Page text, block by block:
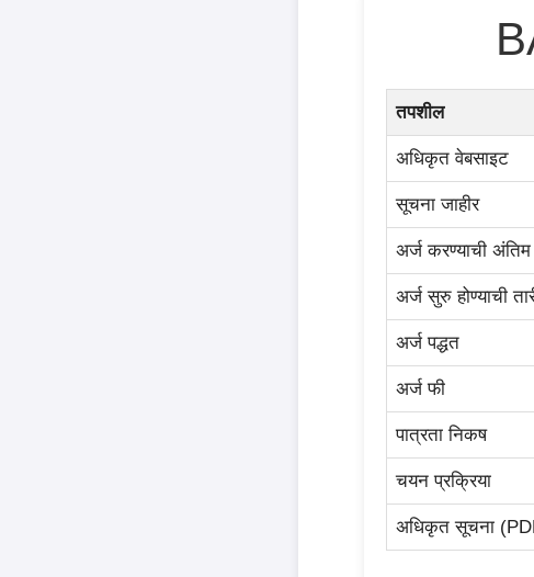
तपशील
अधिकृत वेबसाइट
सूचना जाहीर
अर्ज करण्याची अंतिम
अर्ज सुरु होण्याची
अर्ज पद्धत
अर्ज फी
पात्रता निकष
चयन प्रक्रिया
अधिकृत सूचना